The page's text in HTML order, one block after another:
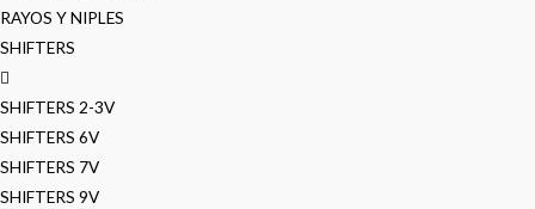
RAYOS Y NIPLES
SHIFTERS
SHIFTERS 2-3V
SHIFTERS 6V
SHIFTERS 7V
SHIFTERS 9V